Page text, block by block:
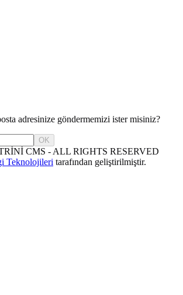
adresinize göndermemizi ister misiniz?
OK
CMS - ALL RIGHTS RESERVED
Teknolojileri tarafından geliştirilmiştir.